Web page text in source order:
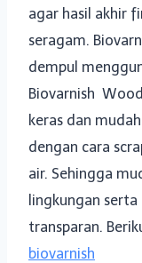
agar hasil akhir
seragam.
dempul
Biovarnish
keras dan
dengan cara
air. Sehingga
lingkungan
transparan.
biovarnish